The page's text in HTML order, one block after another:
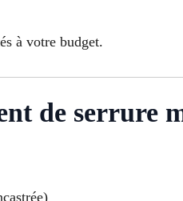
à votre budget.
de serrure